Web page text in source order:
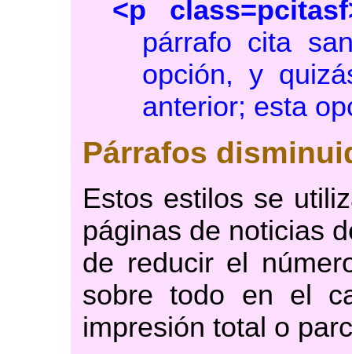
<p
párrafo cita
opción, y
anterior; esta
Párrafos
Estos estilos se
páginas de noticias
de reducir el
sobre todo en el
impresión total o